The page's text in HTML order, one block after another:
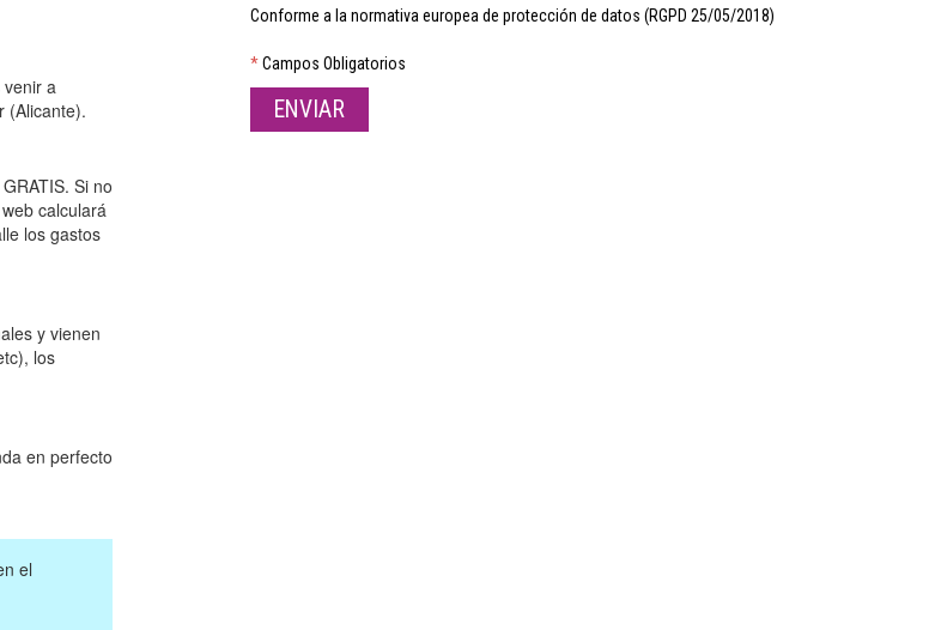
a
(Alicante).
Si no
calculará
los gastos
y vienen
los
en perfecto
el
Conforme a la normativa europea de protección de datos (RGPD 25/05/2018)
*Campos Obligatorios
ENVIAR